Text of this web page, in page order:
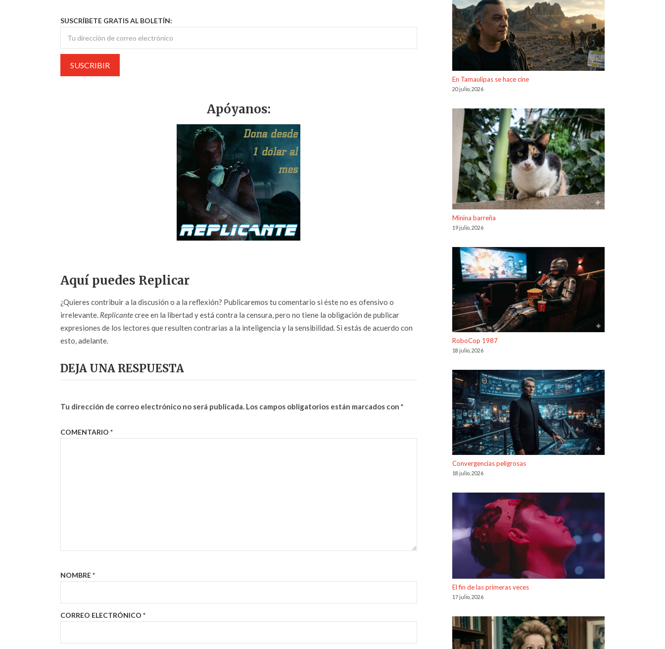
SUSCRÍBETE GRATIS AL BOLETÍN:
Apóyanos:
Aquí puedes Replicar
¿Quieres contribuir a la discusión o a la reflexión? Publicaremos tu comentario si éste no es ofensivo o
irrelevante. Replicantecree en la libertad y está contra la censura, pero no tiene la obligación de publicar
expresiones de los lectores que resulten contrarias a la inteligencia y la sensibilidad. Si estás de acuerdo con
esto, adelante.
DEJA UNA RESPUESTA
Tu dirección de correo electrónico no será publicada. Los campos obligatorios están marcados con *
COMENTARIO *
NOMBRE*
CORREO ELECTRÓNICO *
En Tamaulipas se hace cine
20 julio, 2026
Minina barreña
19 julio, 2026
RoboCop 1987
18 julio, 2026
Convergencias peligrosas
18 julio, 2026
El fin de las primeras veces
17 julio, 2026